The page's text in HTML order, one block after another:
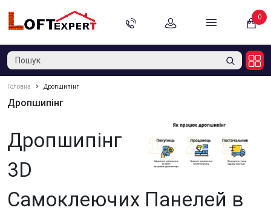
0
Головна Дропшипінг
Дропшипінг
Дропшипінг
3D
Самоклеючих Панелей в